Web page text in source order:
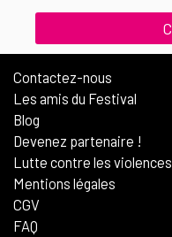
Contactez-nous
Les amis du Festival
Blog
Devenez partenaire !
Lutte contre les violences
Mentions légales
CGV
FAQ